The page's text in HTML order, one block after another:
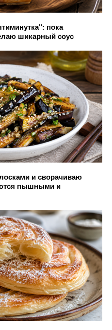
пока
шикарный соус
и сворачиваю
пышными и